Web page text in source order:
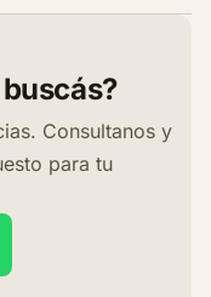
Consultanos y
para tu